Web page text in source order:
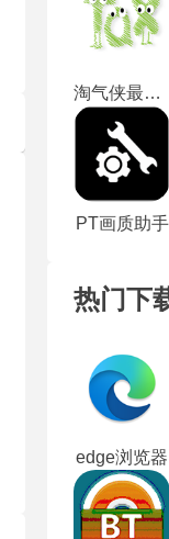
淘气侠最新版
PT画质助手
热门下
edge浏览器